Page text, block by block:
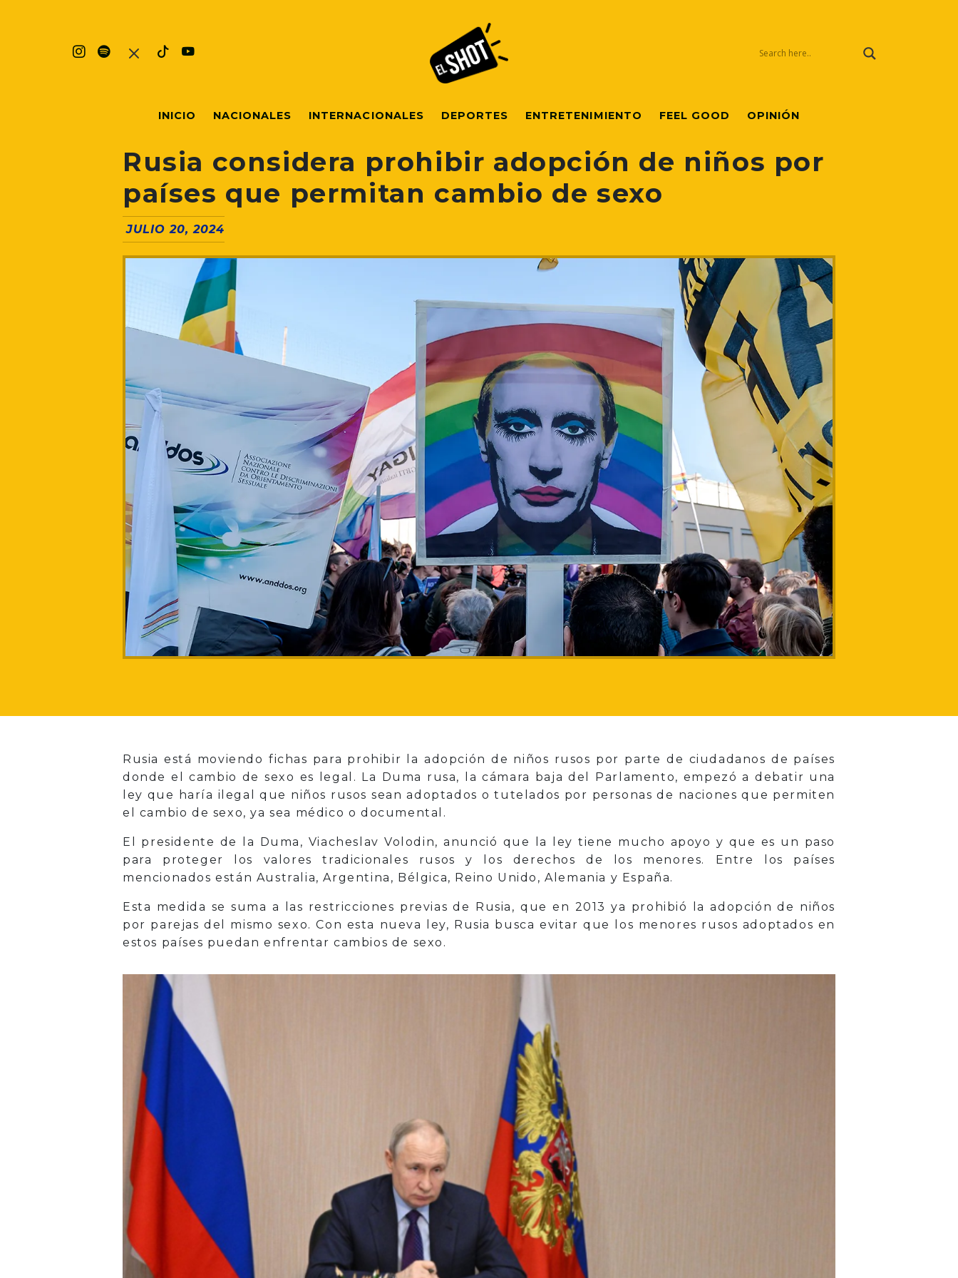
INICIO NACIONALES INTERNACIONALES DEPORTES ENTRETENIMIENTO FEEL GOOD OPINIÓN
Rusia considera prohibir adopción de niños por
países que permitan cambio de sexo
JULIO 20, 2024
Rusia está moviendo fichas para prohibir la adopción de niños rusos por parte de ciudadanos de países
donde el cambio de sexo es legal. La Duma rusa, la cámara baja del Parlamento, empezó a debatir una
ley que haría ilegal que niños rusos sean adoptados o tutelados por personas de naciones que permiten
el cambio de sexo, ya sea médico o documental.
El presidente de la Duma, Viacheslav Volodin, anunció que la ley tiene mucho apoyo y que es un paso
para proteger los valores tradicionales rusos y los derechos de los menores. Entre los países
mencionados están Australia, Argentina, Bélgica, Reino Unido, Alemania y España.
Esta medida se suma a las restricciones previas de Rusia, que en 2013 ya prohibió la adopción de niños
por parejas del mismo sexo. Con esta nueva ley, Rusia busca evitar que los menores rusos adoptados en
estos países puedan enfrentar cambios de sexo.